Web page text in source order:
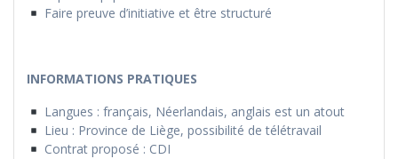
Faire preuve d’initiative et être structuré
INFORMATIONS PRATIQUES
Langues : français, Néerlandais, anglais est un atout
Lieu : Province de Liège, possibilité de télétravail
Contrat proposé : CDI